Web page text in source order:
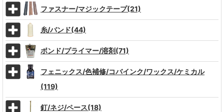
ファスナー/マジックテープ(21)
糸/バンド(44)
ボンド/プライマー/溶剤(71)
フェニックス/色補修/コバインク/ワックス/ケミカル
(119)
釘/ネジ/ペース(18)